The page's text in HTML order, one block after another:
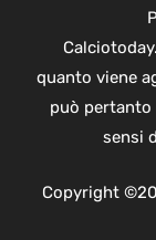
quanto viene
può
sensi
Copyright